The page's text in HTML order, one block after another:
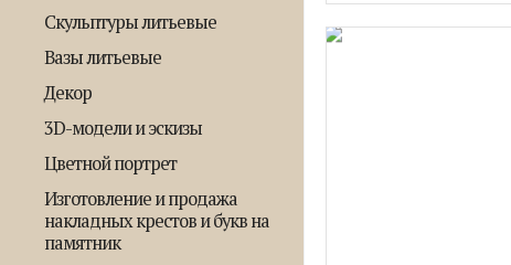
Скульптуры литьевые
Вазы литьевые
Декор
3D-модели и эскизы
Цветной портрет
Изготовление и продажа
накладных крестов и букв на
памятник